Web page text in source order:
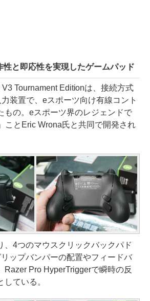
性と即応性を実現したゲームパッド
Tournament Editionは、接続方式
装置で、eスポーツ向け有線コント
もの。eスポーツ界のレジェンドで
ことEric Wrona氏と共同で開発され
4つのマウスクリックバックパド
ップバンパーの配置やフィードバ
Razer Pro HyperTriggerで瞬時の反
ている。